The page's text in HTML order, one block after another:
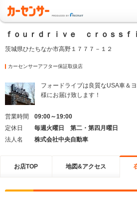
ｆｏｕｒｄｒｉｖｅ ｃｒｏｓｓｆ
茨城県ひたちなか市高野１７７７－１２
カーセンサーアフター保証取扱店
フォードライブは良質なUSA車＆
様にお届け致します！
営業時間
09:00～19:00
定休日
毎週火曜日 第二・第四月曜日
法人名
株式会社中央自動車
お店TOP 地図&アクセス